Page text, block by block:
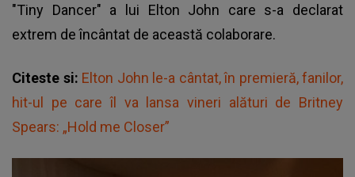
"Tiny Dancer" a lui Elton John care s-a declarat
extrem de încântat de această colaborare.
Citeste si: Elton John le-a cântat, în premieră, fanilor,
hit-ul pe care îl va lansa vineri alături de Britney
Spears: „Hold me Closer”